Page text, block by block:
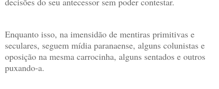
Enquanto isso, na imensidão de mentiras primitivas e
seculares, seguem mídia paranaense, alguns colunistas e
oposição na mesma carrocinha, alguns sentados e outros
puxando-a.